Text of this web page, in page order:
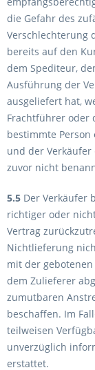
die Gefahr des
Verschlechterung
bereits auf den
dem Spediteur,
Ausführung der
ausgeliefert hat,
Frachtführer oder
bestimmte
und der
zuvor nicht
5.5 Der Verkäufer
richtiger oder
Vertrag
Nichtlieferung
mit der
dem Zulieferer
zumutbaren
beschaffen. Im
teilweisen
unverzüglich
erstattet.